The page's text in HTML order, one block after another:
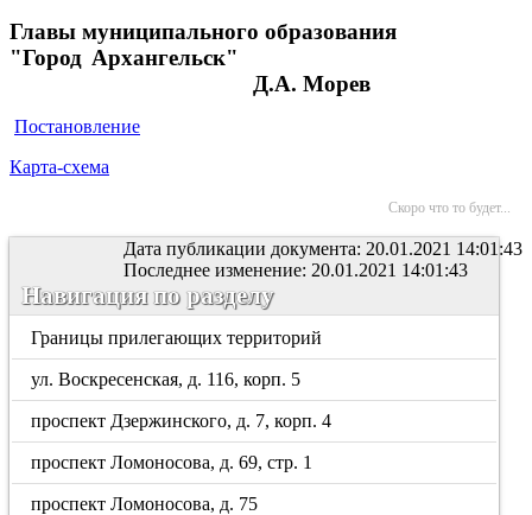
Главы муниципального образования
"Город Архангельск"
Д.А. Морев
Постановление
Карта-схема
Скоро что то будет...
Дата публикации документа: 20.01.2021 14:01:43
Последнее изменение: 20.01.2021 14:01:43
Навигация по разделу
Границы прилегающих территорий
ул. Воскресенская, д. 116, корп. 5
проспект Дзержинского, д. 7, корп. 4
проспект Ломоносова, д. 69, стр. 1
проспект Ломоносова, д. 75